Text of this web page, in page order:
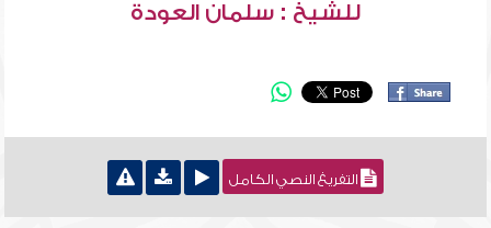
للشيخ : سلمان العودة
التفريغ النصي الكامل